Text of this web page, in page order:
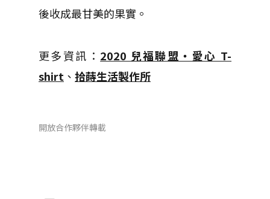
後收成最甘美的果實。
更多資訊： 2020 兒福聯盟・愛心 T-
shirt 、 拾蒔生活製作所
開放合作夥伴轉載